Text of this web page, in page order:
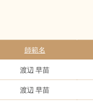
師範名
渡辺 早苗
渡辺 早苗